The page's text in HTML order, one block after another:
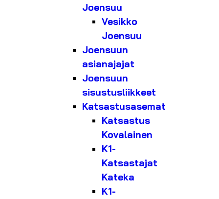
Joensuu
Vesikko
Joensuu
Joensuun
asianajajat
Joensuun
sisustusliikkeet
Katsastusasemat
Katsastus
Kovalainen
K1-
Katsastajat
Kateka
K1-